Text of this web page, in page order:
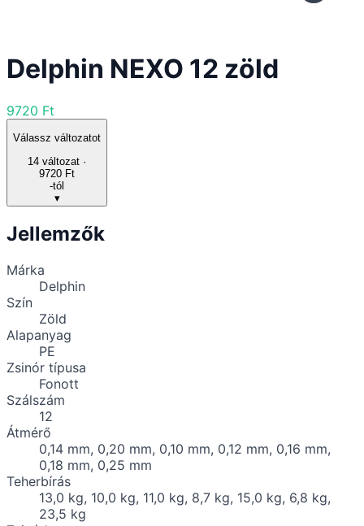
Delphin NEXO 12 zöld
9720 Ft
Válassz változatot
14 változat ·
9720 Ft
-tól
▾
Jellemzők
Márka
Delphin
Szín
Zöld
Alapanyag
PE
Zsinór típusa
Fonott
Szálszám
12
Átmérő
0,14 mm, 0,20 mm, 0,10 mm, 0,12 mm, 0,16 mm,
0,18 mm, 0,25 mm
Teherbírás
13,0 kg, 10,0 kg, 11,0 kg, 8,7 kg, 15,0 kg, 6,8 kg,
23,5 kg